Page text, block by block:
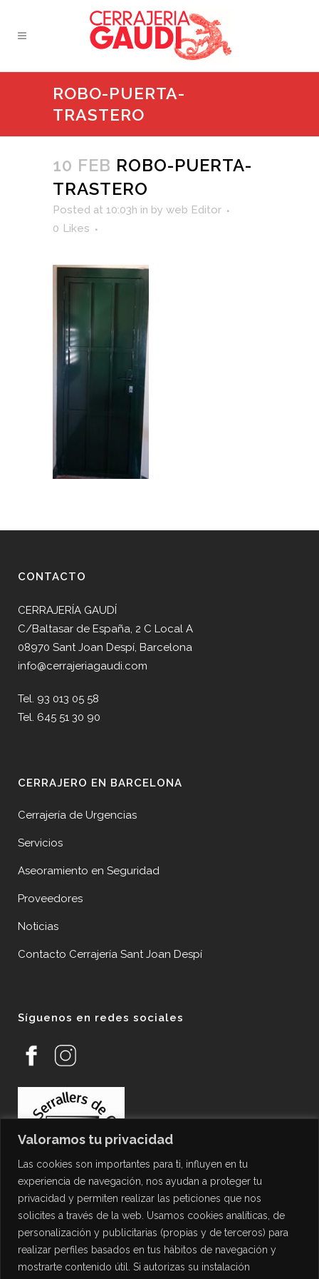
Valoramos tu privacidad
Las cookies son importantes para ti, influyen en tu
experiencia de navegación, nos ayudan a proteger tu
privacidad y permiten realizar las peticiones que nos
solicites a través de la web. Usamos cookies analíticas, de
personalización y publicitarias (propias y de terceros) para
realizar perfiles basados en tus hábitos de navegación y
mostrarte contenido útil. Si autorizas su instalación
ROBO-PUERTA-
TRASTERO
10 FEB ROBO-PUERTA-
TRASTERO
Posted at 10:03h in by web Editor
0 Likes
CONTACTO
CERRAJERÍA GAUDÍ
C/Baltasar de España, 2 C Local A
08970 Sant Joan Despí, Barcelona
info@cerrajeriagaudi.com
Tel. 93 013 05 58
Tel. 645 51 30 90
CERRAJERO EN BARCELONA
Cerrajería de Urgencias
Servicios
Aseoramiento en Seguridad
Proveedores
Noticias
Contacto Cerrajería Sant Joan Despí
Síguenos en redes sociales
PROTECCIÓN DE DATOS
Política de Privacidad